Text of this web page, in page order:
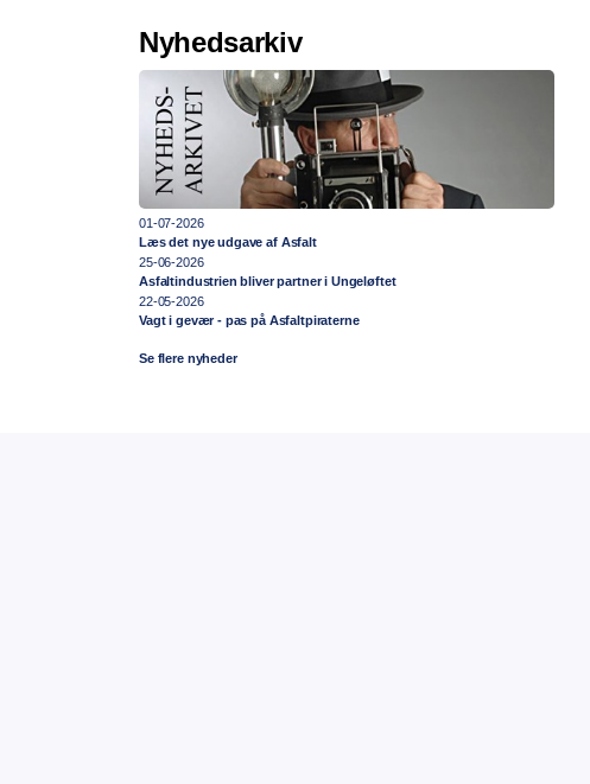
Nyhedsarkiv
01-07-2026
Læs det nye udgave af Asfalt
25-06-2026
Asfaltindustrien bliver partner i Ungeløftet
22-05-2026
Vagt i gevær - pas på Asfaltpiraterne
Se flere nyheder